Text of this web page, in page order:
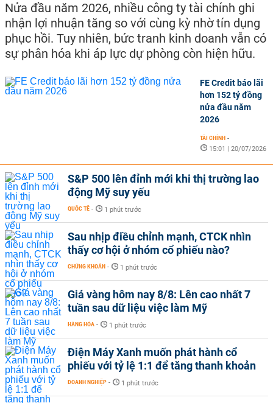
Nửa đầu năm 2026, nhiều công ty tài chính ghi
nhận lợi nhuận tăng so với cùng kỳ nhờ tín dụng
phục hồi. Tuy nhiên, bức tranh kinh doanh vẫn có
sự phân hóa khi áp lực dự phòng còn hiện hữu.
FE Credit báo lãi
hơn 152 tỷ đồng
nửa đầu năm
2026
TÀI CHÍNH -
15:01 | 20/07/2026
S&P 500 lên đỉnh mới khi thị trường lao
động Mỹ suy yếu
QUỐC TẾ - 1 phút trước
Sau nhịp điều chỉnh mạnh, CTCK nhìn
thấy cơ hội ở nhóm cổ phiếu nào?
CHỨNG KHOÁN - 1 phút trước
Giá vàng hôm nay 8/8: Lên cao nhất 7
tuần sau dữ liệu việc làm Mỹ
HÀNG HÓA - 1 phút trước
Điện Máy Xanh muốn phát hành cổ
phiếu với tỷ lệ 1:1 để tăng thanh khoản
DOANH NGHIỆP - 1 phút trước